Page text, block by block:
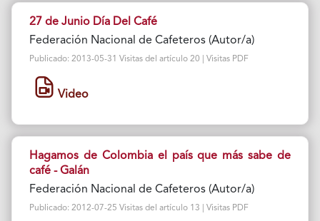
27 de Junio Día Del Café
Federación Nacional de Cafeteros (Autor/a)
Publicado: 2013-05-31 Visitas del artículo 20 | Visitas PDF
Video
Hagamos de Colombia el país que más sabe de
café - Galán
Federación Nacional de Cafeteros (Autor/a)
Publicado: 2012-07-25 Visitas del artículo 13 | Visitas PDF